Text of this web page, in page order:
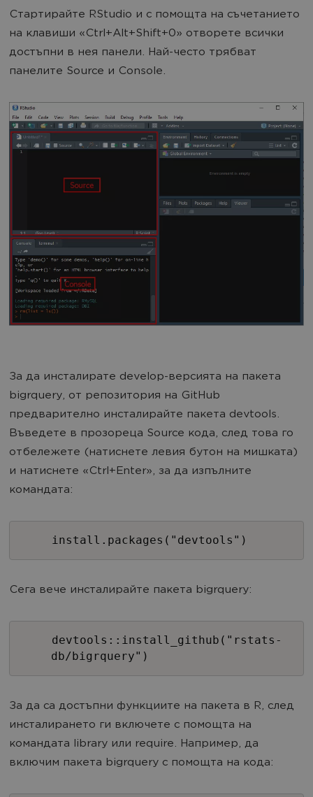
Стартирайте RStudio и с помощта на съчетанието
на клавиши «Ctrl+Alt+Shift+0» отворете всички
достъпни в нея панели. Най-често трябват
панелите Source и Console.
За да инсталирате develop-версията на пакета
bigrquery, от репозитория на GitHub
предварително инсталирайте пакета devtools.
Въведете в прозореца Source кода, след това го
отбележете (натиснете левия бутон на мишката)
и натиснете «Ctrl+Enter», за да изпълните
командата:
install.packages("devtools")
Сега вече инсталирайте пакета bigrquery:
devtools::install_github("rstats-
db/bigrquery")
За да са достъпни функциите на пакета в R, след
инсталирането ги включете с помощта на
командата library или require. Например, да
включим пакета bigrquery с помощта на кода: